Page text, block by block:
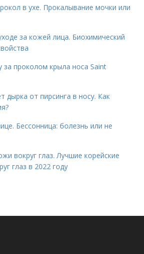
в ухе. Прокалывание мочки или
за кожей лица. Биохимический
за проколом крыла носа Saint
дырка от пирсинга в носу. Как
Бессонница: болезнь или не
вокруг глаз. Лучшие корейские
глаз в 2022 году